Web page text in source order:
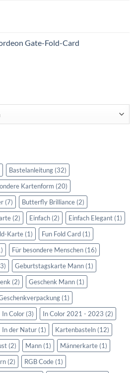
Gate-Fold-Card
Bastelanleitung (32)
Kartenform (20)
(7) Butterfly Brilliance (2)
(2) Einfach (2) Einfach Elegant (1)
Karte (1) Fun Fold Card (1)
Für besondere Menschen (16)
Geburtstagskarte Mann (1)
(2) Geschenk Mann (1)
(1)
In Color (3) In Color 2021 - 2023 (2)
In der Natur (1) Kartenbasteln (12)
(2) Mann (1) Männerkarte (1)
(2) RGB Code (1)